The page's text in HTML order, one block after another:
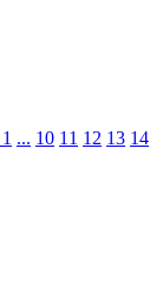
1 ... 10 11 12 13 14